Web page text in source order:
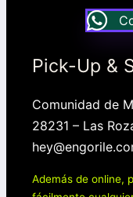
Pick-Up &
Comunidad de
28231 – Las
Además de online,